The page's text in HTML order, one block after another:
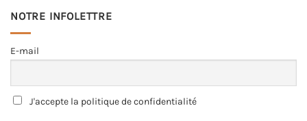
NOTRE INFOLETTRE
E-mail
J'accepte la politique de confidentialité